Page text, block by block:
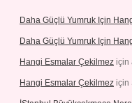
Daha Güçlü Yumruk Için
Daha Güçlü Yumruk Için
Hangi Esmalar Çekilmez için
Hangi Esmalar Çekilmez için